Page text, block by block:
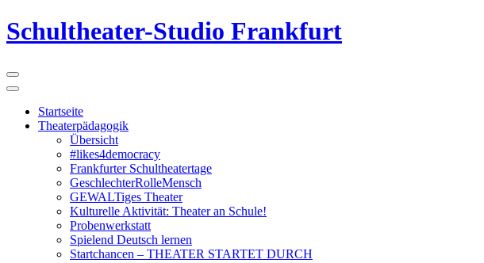
Schultheater-Studio Frankfurt
Startseite
Theaterpädagogik
Übersicht
#likes4democracy
Frankfurter Schultheatertage
GeschlechterRolleMensch
GEWALTiges Theater
Kulturelle Aktivität: Theater an Schule!
Probenwerkstatt
Spielend Deutsch lernen
Startchancen – THEATER STARTET DURCH